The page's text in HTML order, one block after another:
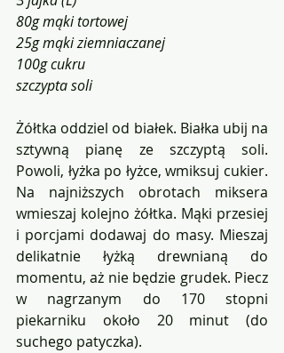
80g mąki tortowej
25g mąki ziemniaczanej
100g cukru
szczypta soli
Żółtka oddziel od białek. Białka ubij na
sztywną pianę ze szczyptą soli.
Powoli, łyżka po łyżce, wmiksuj cukier.
Na najniższych obrotach miksera
wmieszaj kolejno żółtka. Mąki przesiej
i porcjami dodawaj do masy. Mieszaj
delikatnie łyżką drewnianą do
momentu, aż nie będzie grudek. Piecz
w nagrzanym do 170 stopni
piekarniku około 20 minut (do
suchego patyczka).